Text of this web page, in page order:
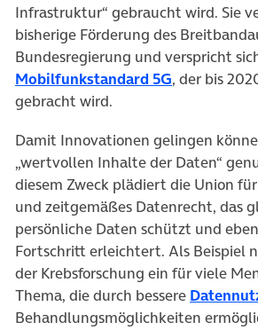
Infrastruktur“ gebraucht wird. Sie
bisherige Förderung des
Bundesregierung und verspricht
Mobilfunkstandard 5G(öffnet in
, der bis
gebracht wird.
Damit Innovationen gelingen
„wertvollen Inhalte der Daten“
diesem Zweck plädiert die Union
und zeitgemäßes Datenrecht, das
persönliche Daten schützt und
Fortschritt erleichtert. Als Beispiel
der Krebsforschung ein für viele
Thema, die durch bessere
Behandlungsmöglichkeiten